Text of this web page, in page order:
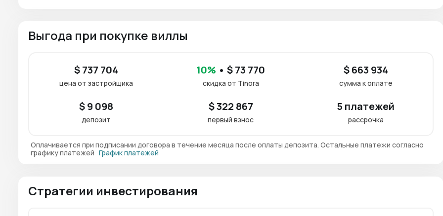
Выгода при покупке виллы
$ 737 704
цена от застройщика
10% • $ 73 770
скидка от Tinora
$ 663 934
сумма к оплате
$ 9 098
депозит
$ 322 867
первый взнос
5 платежей
рассрочка
Оплачивается при подписании договора в течение месяца после оплаты депозита. Остальные платежи согласно
графику платежей График платежей
Стратегии инвестирования